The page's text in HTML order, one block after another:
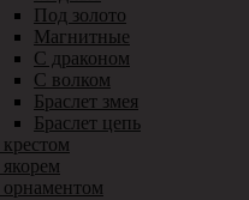
Под золото
Магнитные
С драконом
С волком
Браслет змея
Браслет цепь